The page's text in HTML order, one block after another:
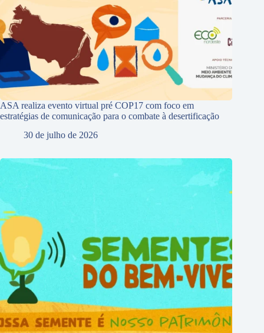
ASA realiza evento virtual pré COP17 com foco em
estratégias de comunicação para o combate à desertificação
30 de julho de 2026